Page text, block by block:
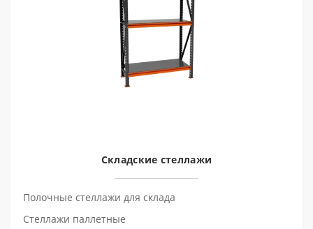
Складские стеллажи
Полочные стеллажи для склада
Стеллажи паллетные